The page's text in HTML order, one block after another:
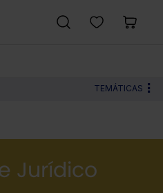
TEMÁTICAS
Jurídico